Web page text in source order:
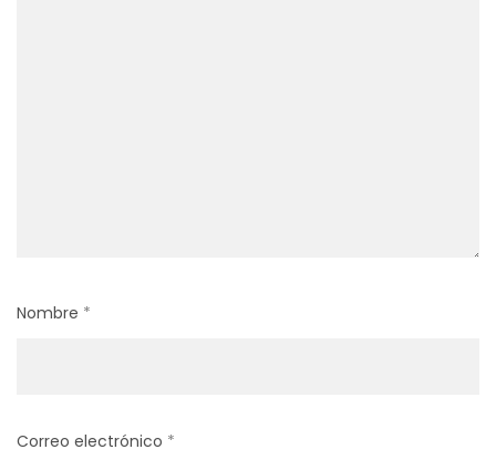
Nombre *
Correo electrónico *